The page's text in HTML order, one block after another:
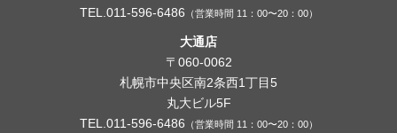
TEL.011-596-6486 （営業時間 11：00〜20：00）
大通店
〒060-0062
札幌市中央区南2条西1丁目5
丸大ビル5F
TEL.011-596-6486 （営業時間 11：00〜20：00）